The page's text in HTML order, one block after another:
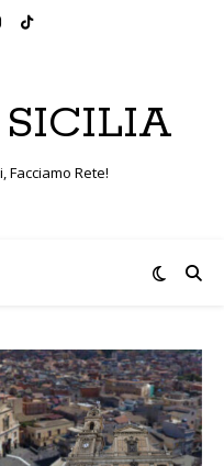
Facciamo Rete!